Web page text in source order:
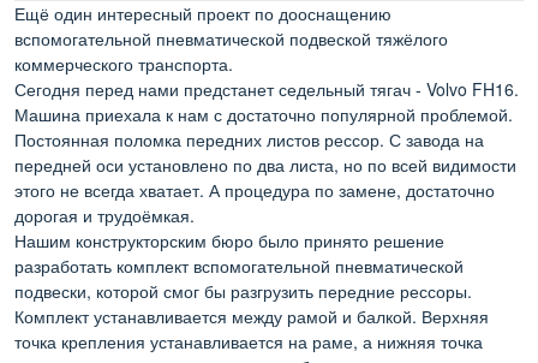
Ещё один интересный проект по дооснащению
вспомогательной пневматической подвеской тяжёлого
коммерческого транспорта.
Сегодня перед нами предстанет седельный тягач - Volvo FH16.
Машина приехала к нам с достаточно популярной проблемой.
Постоянная поломка передних листов рессор. С завода на
передней оси установлено по два листа, но по всей видимости
этого не всегда хватает. А процедура по замене, достаточно
дорогая и трудоёмкая.
Нашим конструкторским бюро было принято решение
разработать комплект вспомогательной пневматической
подвески, которой смог бы разгрузить передние рессоры.
Комплект устанавливается между рамой и балкой. Верхняя
точка крепления устанавливается на раме, а нижняя точка